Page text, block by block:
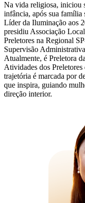
Na vida religiosa, iniciou
infância, após sua família
Líder da Iluminação aos
presidiu Associação
Preletores na Regional
Supervisão
Atualmente, é Preletora
Atividades dos
trajetória é marcada por
que inspira, guiando
direção interior.